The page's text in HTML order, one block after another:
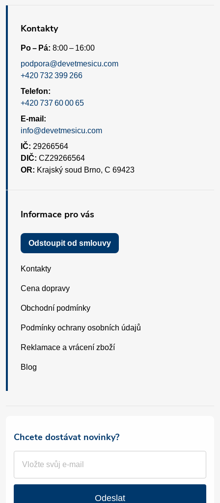
Kontakty
Po – Pá: 8:00 – 16:00
podpora@devetmesicu.com
+420 732 399 266
Telefon:
+420 737 60 00 65
E-mail:
info@devetmesicu.com
IČ: 29266564
DIČ: CZ29266564
OR: Krajský soud Brno, C 69423
Informace pro vás
Odstoupit od smlouvy
Kontakty
Cena dopravy
Obchodní podmínky
Podmínky ochrany osobních údajů
Reklamace a vrácení zboží
Blog
Chcete dostávat novinky?
Odeslat